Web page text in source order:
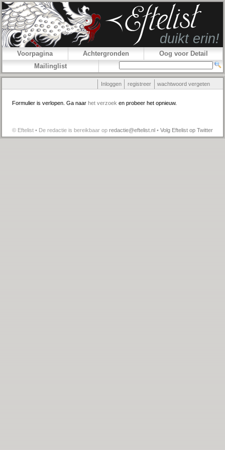
Voorpagina Achtergronden
Oog voor Detail
Mailinglist
Inloggen registreer wachtwoord vergeten
Formulier is verlopen. Ga naar het verzoek en probeer het opnieuw.
© Eftelist • De redactie is bereikbaar op redactie@eftelist.nl • Volg Eftelist op Twitter